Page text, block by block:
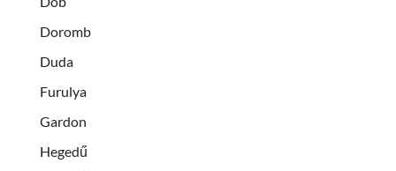
Doromb
Duda
Furulya
Gardon
Hegedű